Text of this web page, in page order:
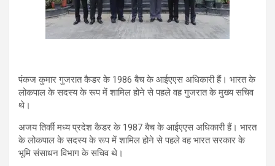
पंकज कुमार गुजरात कैडर के 1986 बैच के आईएएस अधिकारी हैं। भारत के
लोकपाल के सदस्य के रूप में शामिल होने से पहले वह गुजरात के मुख्य सचिव
थे।
अजय तिर्की मध्य प्रदेश कैडर के 1987 बैच के आईएएस अधिकारी हैं। भारत
के लोकपाल के सदस्य के रूप में शामिल होने से पहले वह भारत सरकार के
भूमि संसाधन विभाग के सचिव थे।